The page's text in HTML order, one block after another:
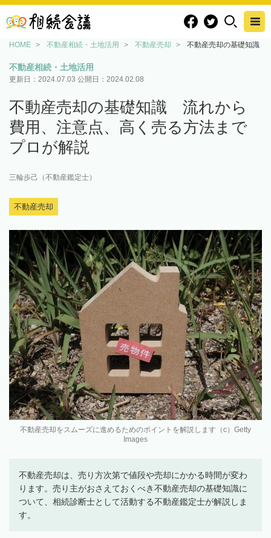
HOME 不動産相続・土地活用 不動産売却 不動産売却の基礎知識
不動産相続・土地活用
更新日： 2024.07.03 公開日： 2024.02.08
不動産売却の基礎知識 流れから
費用、注意点、高く売る方法まで
プロが解説
三輪歩己（不動産鑑定士）
不動産売却
不動産売却をスムーズに進めるためのポイントを解説します（c）Getty
Images
不動産売却は、売り方次第で値段や売却にかかる時間が変わ
ります。売り主がおさえておくべき不動産売却の基礎知識に
ついて、相続診断士として活動する不動産鑑定士が解説しま
す。